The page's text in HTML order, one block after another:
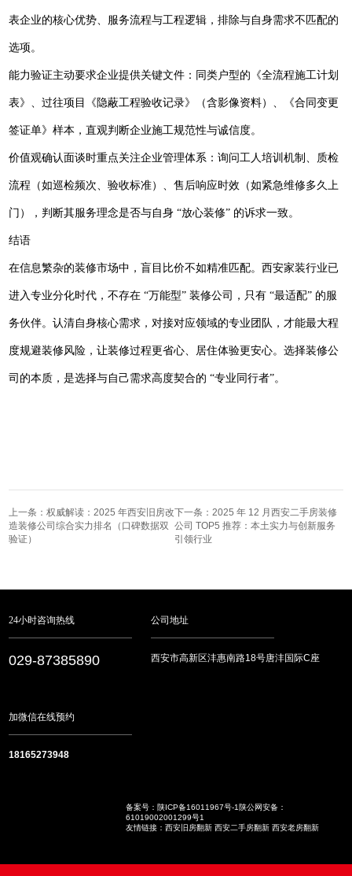
表企业的核心优势、服务流程与工程逻辑，排除与自身需求不匹配的
选项。
能力验证主动要求企业提供关键文件：同类户型的《全流程施工计划
表》、过往项目《隐蔽工程验收记录》（含影像资料）、《合同变更
签证单》样本，直观判断企业施工规范性与诚信度。
价值观确认面谈时重点关注企业管理体系：询问工人培训机制、质检
流程（如巡检频次、验收标准）、售后响应时效（如紧急维修多久上
门），判断其服务理念是否与自身 “放心装修” 的诉求一致。
结语
在信息繁杂的装修市场中，盲目比价不如精准匹配。西安家装行业已
进入专业分化时代，不存在 “万能型” 装修公司，只有 “最适配” 的服
务伙伴。认清自身核心需求，对接对应领域的专业团队，才能最大程
度规避装修风险，让装修过程更省心、居住体验更安心。选择装修公
司的本质，是选择与自己需求高度契合的 “专业同行者”。
上一条：权威解读：2025 年西安旧房改
造装修公司综合实力排名（口碑数据双
验证）
下一条：2025 年 12 月西安二手房装修
公司 TOP5 推荐：本土实力与创新服务
引领行业
24小时咨询热线
029-87385890
公司地址
西安市高新区沣惠南路18号唐沣国际C座
加微信在线预约
18165273948
备案号：陕ICP备16011967号-1陕公网安备：
61019002001299号1
友情链接：西安旧房翻新 西安二手房翻新 西安老房翻新